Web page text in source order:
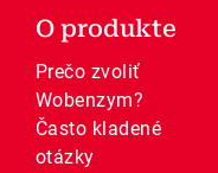
O produkte
Prečo zvoliť
Wobenzym?
Často kladené
otázky